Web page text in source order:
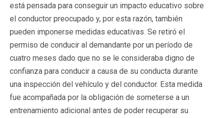
está pensada para conseguir un impacto educativo sobre
el conductor preocupado y, por esta razón, también
pueden imponerse medidas educativas. Se retiró el
permiso de conducir al demandante por un período de
cuatro meses dado que no se le consideraba digno de
confianza para conducir a causa de su conducta durante
una inspección del vehículo y del conductor. Esta medida
fue acompañada por la obligación de someterse a un
entrenamiento adicional antes de poder recuperar su